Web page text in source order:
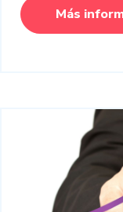
Más